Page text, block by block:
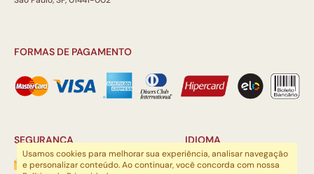
FORMAS DE PAGAMENTO
SEGURANÇA IDIOMA
Usamos cookies para melhorar sua experiência, analisar navegação
e personalizar conteúdo. Ao continuar, você concorda com nossa